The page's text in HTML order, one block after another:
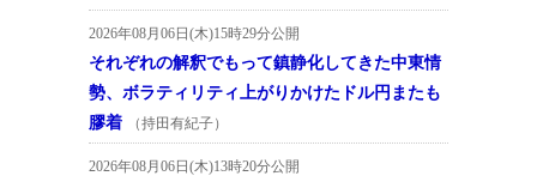
2026年08月06日(木)15時29分公開
それぞれの解釈でもって鎮静化してきた中東情
勢、ボラティリティ上がりかけたドル円またも
膠着
（持田有紀子）
2026年08月06日(木)13時20分公開